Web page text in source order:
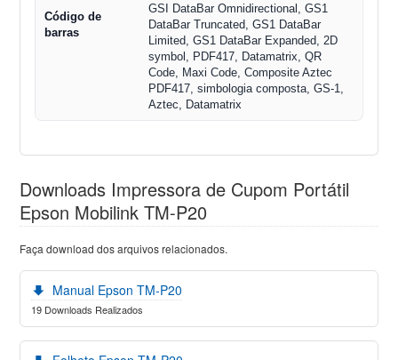
Código de
barras
GSI DataBar Omnidirectional, GS1
DataBar Truncated, GS1 DataBar
Limited, GS1 DataBar Expanded, 2D
symbol, PDF417, Datamatrix, QR
Code, Maxi Code, Composite Aztec
PDF417, simbologia composta, GS-1,
Aztec, Datamatrix
Downloads Impressora de Cupom Portátil
Epson Mobilink TM-P20
Faça download dos arquivos relacionados.
Manual Epson TM-P20
19 Downloads Realizados